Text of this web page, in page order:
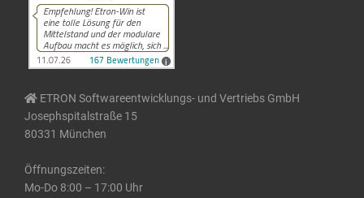
ETRON Softwareentwicklungs- und Vertriebs GmbH
Josephspitalstraße 15
80331 München
Öffnungszeiten:
Mo-Do 8:00 – 17:00 Uhr